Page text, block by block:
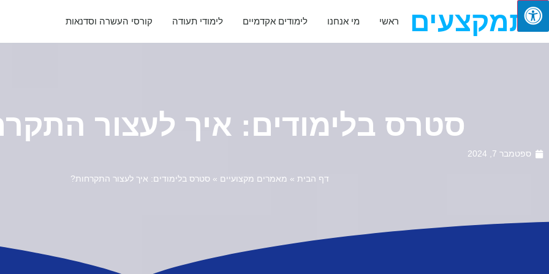
מתמקצעים ראשי מי אנחנו לימודים אקדמיים לימודי תעודה קורסי העשרה וסדנאות
סטרס בלימודים: איך לעצור
ספטמבר 7, 2024
דף הבית » מאמרים מקצועיים » סטרס בלימודים: איך לעצור התקרחות?